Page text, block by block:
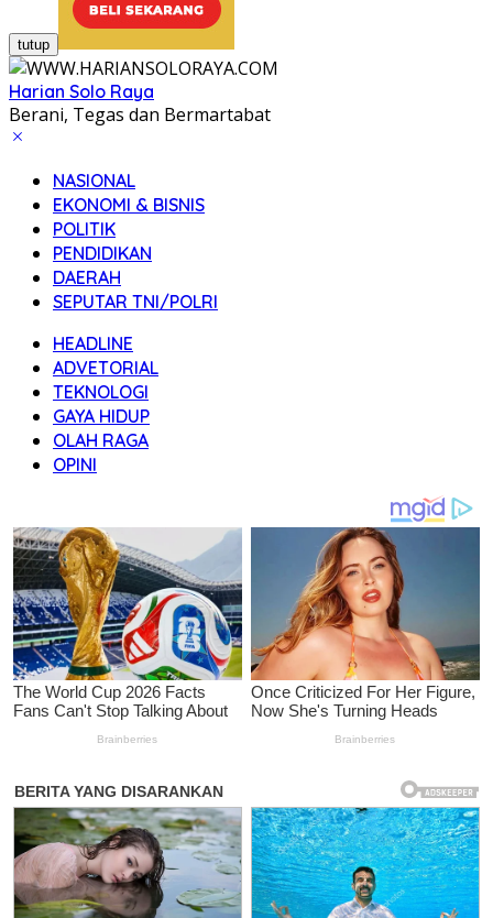
tutup
Harian Solo Raya
Berani, Tegas dan Bermartabat
NASIONAL
EKONOMI & BISNIS
POLITIK
PENDIDIKAN
DAERAH
SEPUTAR TNI/POLRI
HEADLINE
ADVETORIAL
TEKNOLOGI
GAYA HIDUP
OLAH RAGA
OPINI